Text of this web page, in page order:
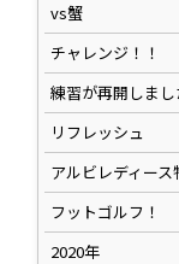
vs蟹
チャレンジ！！
練習が再開しまし
リフレッシュ
アルビレディース
フットゴルフ！
2020年